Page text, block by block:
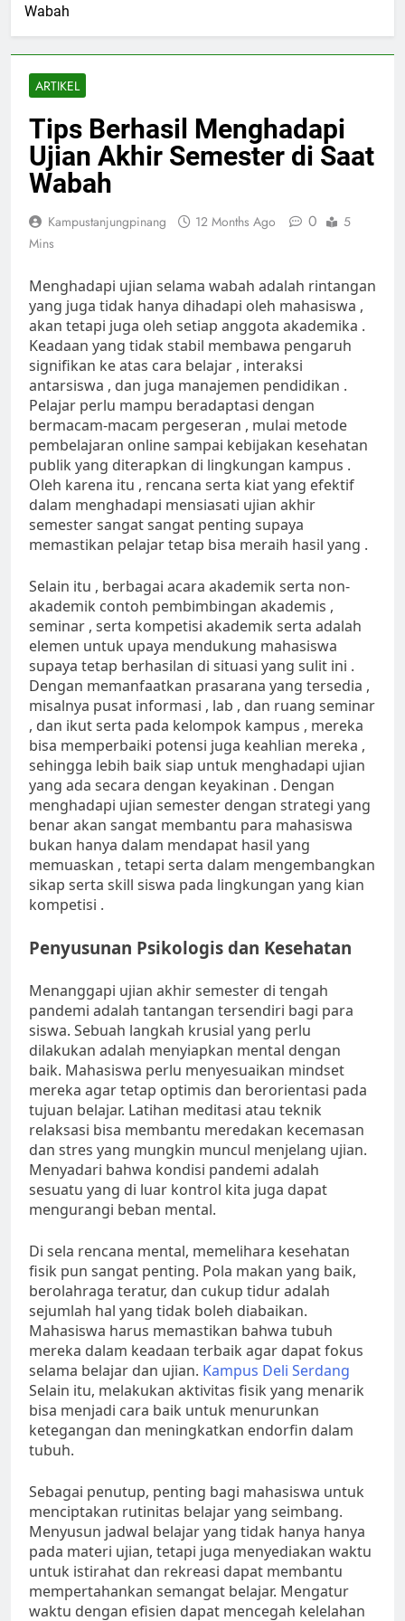
Wabah
ARTIKEL
Tips Berhasil Menghadapi
Ujian Akhir Semester di Saat
Wabah
Kampustanjungpinang 12 Months Ago 0
5
Mins
Menghadapi ujian selama wabah adalah rintangan
yang juga tidak hanya dihadapi oleh mahasiswa ,
akan tetapi juga oleh setiap anggota akademika .
Keadaan yang tidak stabil membawa pengaruh
signifikan ke atas cara belajar , interaksi
antarsiswa , dan juga manajemen pendidikan .
Pelajar perlu mampu beradaptasi dengan
bermacam-macam pergeseran , mulai metode
pembelajaran online sampai kebijakan kesehatan
publik yang diterapkan di lingkungan kampus .
Oleh karena itu , rencana serta kiat yang efektif
dalam menghadapi mensiasati ujian akhir
semester sangat sangat penting supaya
memastikan pelajar tetap bisa meraih hasil yang .
Selain itu , berbagai acara akademik serta non-
akademik contoh pembimbingan akademis ,
seminar , serta kompetisi akademik serta adalah
elemen untuk upaya mendukung mahasiswa
supaya tetap berhasilan di situasi yang sulit ini .
Dengan memanfaatkan prasarana yang tersedia ,
misalnya pusat informasi , lab , dan ruang seminar
, dan ikut serta pada kelompok kampus , mereka
bisa memperbaiki potensi juga keahlian mereka ,
sehingga lebih baik siap untuk menghadapi ujian
yang ada secara dengan keyakinan . Dengan
menghadapi ujian semester dengan strategi yang
benar akan sangat membantu para mahasiswa
bukan hanya dalam mendapat hasil yang
memuaskan , tetapi serta dalam mengembangkan
sikap serta skill siswa pada lingkungan yang kian
kompetisi .
Penyusunan Psikologis dan Kesehatan
Menanggapi ujian akhir semester di tengah
pandemi adalah tantangan tersendiri bagi para
siswa. Sebuah langkah krusial yang perlu
dilakukan adalah menyiapkan mental dengan
baik. Mahasiswa perlu menyesuaikan mindset
mereka agar tetap optimis dan berorientasi pada
tujuan belajar. Latihan meditasi atau teknik
relaksasi bisa membantu meredakan kecemasan
dan stres yang mungkin muncul menjelang ujian.
Menyadari bahwa kondisi pandemi adalah
sesuatu yang di luar kontrol kita juga dapat
mengurangi beban mental.
Di sela rencana mental, memelihara kesehatan
fisik pun sangat penting. Pola makan yang baik,
berolahraga teratur, dan cukup tidur adalah
sejumlah hal yang tidak boleh diabaikan.
Mahasiswa harus memastikan bahwa tubuh
mereka dalam keadaan terbaik agar dapat fokus
selama belajar dan ujian. Kampus Deli Serdang
Selain itu, melakukan aktivitas fisik yang menarik
bisa menjadi cara baik untuk menurunkan
ketegangan dan meningkatkan endorfin dalam
tubuh.
Sebagai penutup, penting bagi mahasiswa untuk
menciptakan rutinitas belajar yang seimbang.
Menyusun jadwal belajar yang tidak hanya hanya
pada materi ujian, tetapi juga menyediakan waktu
untuk istirahat dan rekreasi dapat membantu
mempertahankan semangat belajar. Mengatur
waktu dengan efisien dapat mencegah kelelahan